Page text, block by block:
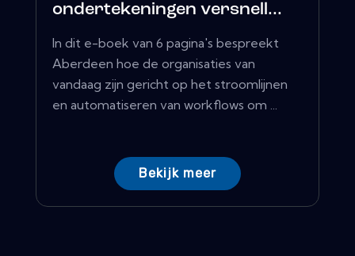
ondertekeningen versnell...
In dit e-boek van 6 pagina's bespreekt
Aberdeen hoe de organisaties van
vandaag zijn gericht op het stroomlijnen
en automatiseren van workflows om ...
Bekijk meer